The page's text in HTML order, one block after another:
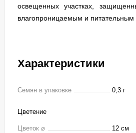
освещенных участках,
влагопроницаемым и питательным
Характеристики
Семян в упаковке 0,3 г
Цветение
Цветок ⌀
12 см